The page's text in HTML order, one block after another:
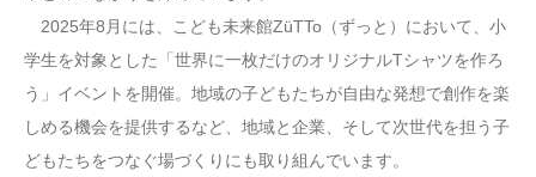
2025年8月には、こども未来館ZüTTo（ずっと）において、小
学生を対象とした「世界に一枚だけのオリジナルTシャツを作ろ
う」イベントを開催。地域の子どもたちが自由な発想で創作を楽
しめる機会を提供するなど、地域と企業、そして次世代を担う子
どもたちをつなぐ場づくりにも取り組んでいます。